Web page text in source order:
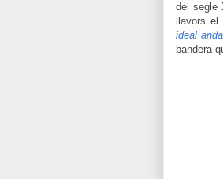
del segle
llavors
ideal
bandera